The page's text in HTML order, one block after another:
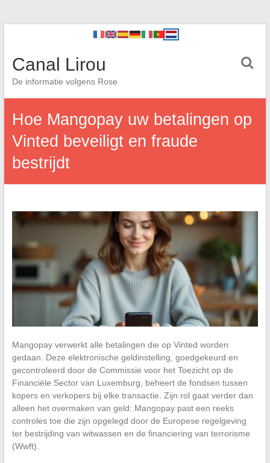
Canal Lirou
De informatie volgens Rose
Hoe Mangopay uw betalingen op
Vinted beveiligt en fraude
bestrijdt
Mangopay verwerkt alle betalingen die op Vinted worden
gedaan. Deze elektronische geldinstelling, goedgekeurd en
gecontroleerd door de Commissie voor het Toezicht op de
Financiële Sector van Luxemburg, beheert de fondsen tussen
kopers en verkopers bij elke transactie. Zijn rol gaat verder dan
alleen het overmaken van geld: Mangopay past een reeks
controles toe die zijn opgelegd door de Europese regelgeving
ter bestrijding van witwassen en de financiering van terrorisme
(Wwft).